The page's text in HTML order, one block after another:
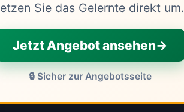
Sie das Gelernte direkt um.
Jetzt Angebot ansehen→
🔒 Sicher zur Angebotsseite